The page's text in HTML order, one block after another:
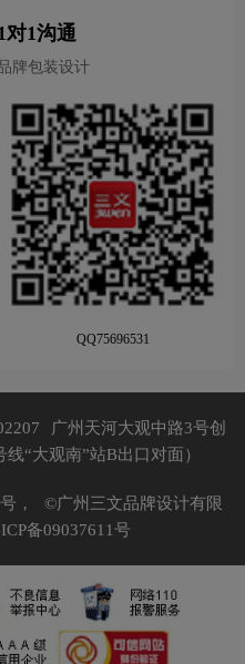
对1沟通
牌包装设计
QQ75696531
广州天河大观中路3号创
“大观南”站B出口对面）
，
©广州三文品牌设计有限
备09037611号